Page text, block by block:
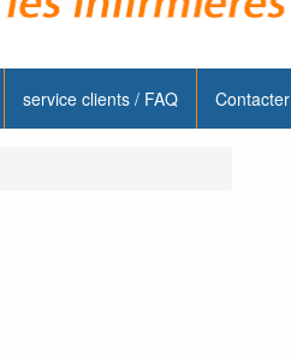
service clients / FAQ Contacter